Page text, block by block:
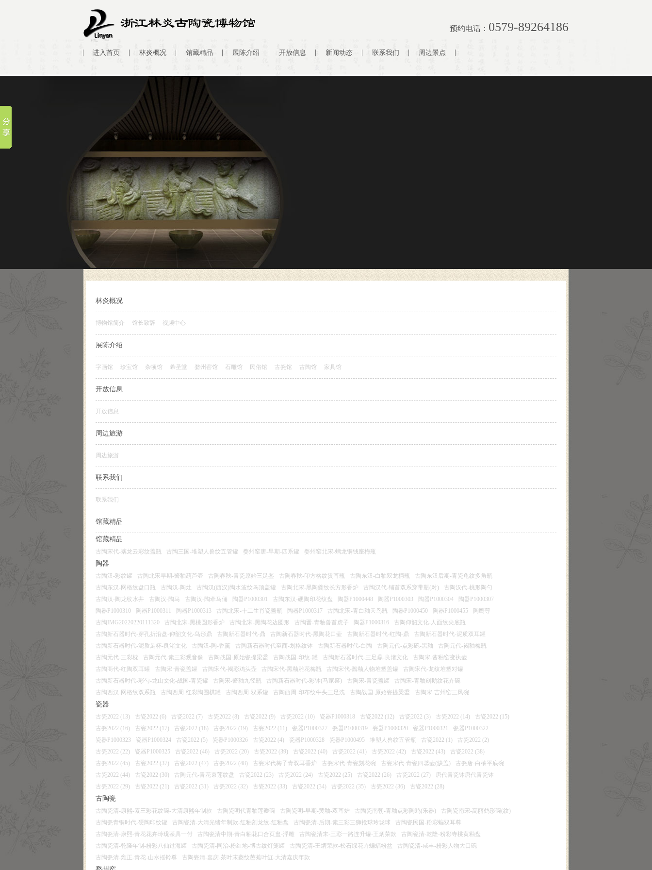
预约电话： 0579-89264186
进入首页 林炎概况 馆藏精品 展陈介绍 开放信息 新闻动态 联系我们 周边景点
林炎概况
博物馆简介 馆长致辞 视频中心
展陈介绍
字画馆 珍宝馆 杂项馆 希圣堂 婺州窑馆 石雕馆 民俗馆 古瓷馆 古陶馆 家具馆
开放信息
开放信息
周边旅游
周边旅游
联系我们
联系我们
馆藏精品
馆藏精品
古陶宋代-螭龙云彩纹盖瓶 古陶三国-堆塑人兽纹五管罐 婺州窑唐-早期-四系罐 婺州窑北宋-螭龙铜钱座梅瓶
陶器
古陶汉-彩纹罐 古陶北宋早期-酱釉葫芦壶 古陶春秋-青瓷原始三足鉴 古陶春秋-印方格纹贯耳瓶 古陶东汉-白釉双龙柄瓶
古陶东汉后期-青瓷龟纹多角瓶
古陶东汉-网格纹盘口瓶
古陶汉-陶灶 古陶汉(西汉)陶水波纹鸟顶盖罐 古陶北宋-黑陶夔纹长方形香炉 古陶汉代-铺首双系穿带瓶(对)
古陶汉代-桃形陶勺
古陶汉-陶龙纹水井
古陶汉-陶马 古陶汉-陶牵马俑 陶器P1000301 古陶东汉-硬陶印花纹盘 陶器P1000448 陶器P1000303 陶器P1000304
陶器P1000307
陶器P1000310
陶器P1000311 陶器P1000313 古陶北宋-十二生肖瓷盖瓶 陶器P1000317 古陶北宋-青白釉天鸟瓶 陶器P1000450 陶器P1000455
陶鹰尊
古陶IMG20220220111320
古陶北宋-黑桃圆形香炉 古陶北宋-黑陶花边圆形 古陶晋-青釉兽首虎子 陶器P1000316
古陶仰韶文化-人面纹尖底瓶
古陶新石器时代-穿孔折沿盘-仰韶文化-鸟形鼎
古陶新石器时代-鼎 古陶新石器时代-黑陶花口壶 古陶新石器时代-红陶-鼎
古陶新石器时代-泥质双耳罐
古陶新石器时代-泥质足杯-良渚文化
古陶汉-陶-香薰 古陶新石器时代至商-划格纹钵 古陶新石器时代-白陶 古陶元代-点彩碗-黑釉
古陶元代-褐釉梅瓶
古陶元代-三彩枕
古陶元代-素三彩观音像 古陶战国·原始瓷提梁盉 古陶战国-印纹-罐 古陶新石器时代-三足鼎-良渚文化
古陶宋-酱釉窑变执壶
古陶商代-红陶双耳罐
古陶宋·青瓷盖罐 古陶宋代-褐彩鸡头壶 古陶宋代-黑釉雕花梅瓶 古陶宋代-酱釉人物堆塑盖罐
古陶宋代-龙纹堆塑对罐
古陶新石器时代-彩勺-龙山文化-战国-青瓷罐
古陶宋-酱釉九径瓶 古陶新石器时代-彩钵(马家窑) 古陶宋-青瓷盖罐
古陶宋-青釉刻鹅纹花卉碗
古陶西汉-网格纹双系瓶
古陶西周-红彩陶围棋罐 古陶西周-双系罐 古陶西周-印布纹牛头三足洗 古陶战国-原始瓷提梁盉 古陶宋-吉州窑三凤碗
瓷器
古瓷2022 (13) 古瓷2022 (6) 古瓷2022 (7) 古瓷2022 (8) 古瓷2022 (9) 古瓷2022 (10) 瓷器P1000318 古瓷2022 (12) 古瓷2022 (3) 古瓷2022 (14)
古瓷2022 (15)
古瓷2022 (16)
古瓷2022 (17) 古瓷2022 (18) 古瓷2022 (19) 古瓷2022 (11) 瓷器P1000327 瓷器P1000319 瓷器P1000320 瓷器P1000321
瓷器P1000322
瓷器P1000323
瓷器P1000324 古瓷2022 (5) 瓷器P1000326 古瓷2022 (4) 瓷器P1000328 瓷器P1000495 堆塑人兽纹五管瓶 古瓷2022 (1)
古瓷2022 (2)
古瓷2022 (22)
瓷器P1000325 古瓷2022 (46) 古瓷2022 (20) 古瓷2022 (39) 古瓷2022 (40) 古瓷2022 (41) 古瓷2022 (42) 古瓷2022 (43)
古瓷2022 (38)
古瓷2022 (45)
古瓷2022 (37) 古瓷2022 (47) 古瓷2022 (48) 古瓷宋代梅子青双耳香炉 古瓷宋代-青瓷刻花碗 古瓷宋代-青瓷四鋬壶(缺盖)
古瓷唐-白柚平底碗
古瓷2022 (44)
古瓷2022 (30) 古陶元代-青花束莲纹盘 古瓷2022 (23) 古瓷2022 (24) 古瓷2022 (25) 古瓷2022 (26) 古瓷2022 (27)
唐代青瓷钵唐代青瓷钵
古瓷2022 (29)
古瓷2022 (21) 古瓷2022 (31) 古瓷2022 (32) 古瓷2022 (33) 古瓷2022 (34) 古瓷2022 (35) 古瓷2022 (36) 古瓷2022 (28)
古陶瓷
古陶瓷清-康熙-素三彩花纹碗-大清康熙年制款 古陶瓷明代青釉莲瓣碗 古陶瓷明-早期-黄釉-双耳炉 古陶瓷南朝-青釉点彩陶鸡(乐器)
古陶瓷南宋-高丽鹤形碗(纹)
古陶瓷青铜时代-硬陶印纹罐
古陶瓷清-大清光绪年制款-红釉刻龙纹-红釉盘 古陶瓷清-后期-素三彩三狮抢球玲珑球
古陶瓷民国-粉彩蝙双耳尊
古陶瓷清-康熙-青花花卉玲珑茶具一付
古陶瓷清中期-青白釉花口合页盅-浮雕 古陶瓷清末-三彩一路连升罐-王炳荣款
古陶瓷清-乾隆-粉彩寺桃黄釉盘
古陶瓷清-乾隆年制-粉彩八仙过海罐
古陶瓷清-同治-粉红地-博古纹灯笼罐 古陶瓷清-王炳荣款-松石绿花卉蝙蝠粉盆
古陶瓷清-咸丰-粉彩人物大口碗
古陶瓷清-雍正-青花-山水摇铃尊
古陶瓷清-嘉庆-茶叶末夔纹芭蕉叶缸-大清嘉庆年款